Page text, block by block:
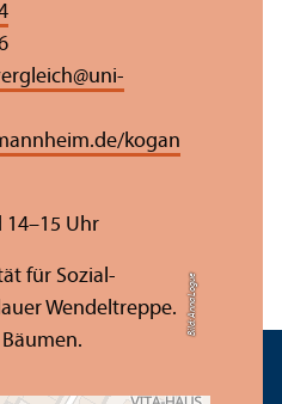
Bild: Anna Logue
@uni-
kogan
14–15 Uhr